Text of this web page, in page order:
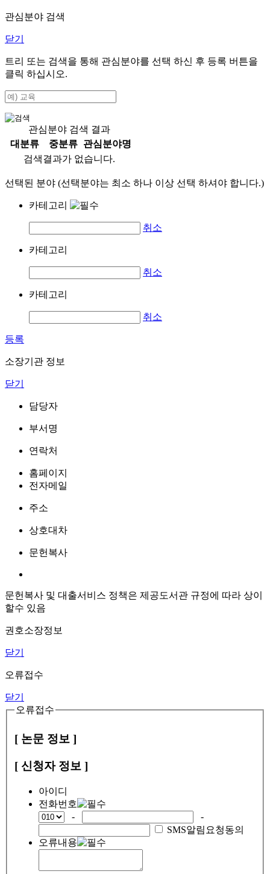
관심분야 검색
닫기
트리 또는 검색을 통해 관심분야를 선택 하신 후 등록 버튼을
클릭 하십시오.
관심분야 검색 결과
대분류
중분류
관심분야명
검색결과가 없습니다.
선택된 분야 (선택분야는 최소 하나 이상 선택 하셔야 합니다.)
카테고리
취소
카테고리
취소
카테고리
취소
등록
소장기관 정보
닫기
담당자
부서명
연락처
홈페이지
전자메일
주소
상호대차
문헌복사
문헌복사 및 대출서비스 정책은 제공도서관 규정에 따라 상이
할수 있음
권호소장정보
닫기
오류접수
닫기
오류접수
[ 논문 정보 ]
[ 신청자 정보 ]
아이디
전화번호
-
-
SMS알림요청동의
오류내용